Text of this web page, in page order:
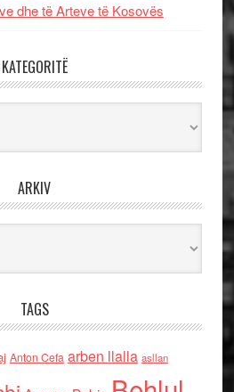
dhe të Arteve të Kosovës
KATEGORITË
ARKIV
TAGS
Anton Cefa arben llalla asllan